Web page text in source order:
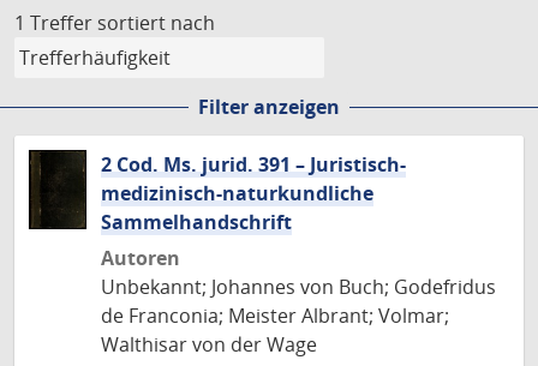
1 Treffer sortiert nach
Filter anzeigen
2 Cod. Ms. jurid. 391 – Juristisch-
medizinisch-naturkundliche
Sammelhandschrift
Autoren
Unbekannt; Johannes von Buch; Godefridus
de Franconia; Meister Albrant; Volmar;
Walthisar von der Wage